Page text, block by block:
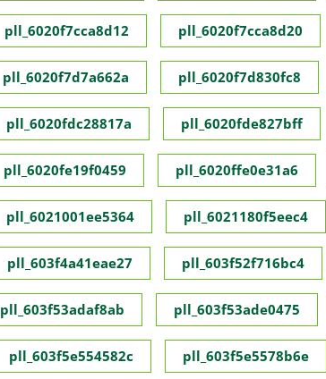
pll_6020f7cca8d12 pll_6020f7cca8d20
pll_6020f7d7a662a pll_6020f7d830fc8
pll_6020fdc28817a pll_6020fde827bff
pll_6020fe19f0459 pll_6020ffe0e31a6
pll_6021001ee5364 pll_6021180f5eec4
pll_603f4a41eae27 pll_603f52f716bc4
pll_603f53adaf8ab pll_603f53ade0475
pll_603f5e554582c pll_603f5e5578b6e